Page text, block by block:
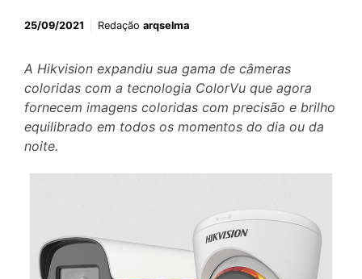
25/09/2021 Redação arqselma
A Hikvision expandiu sua gama de câmeras
coloridas com a tecnologia ColorVu que agora
fornecem imagens coloridas com precisão e brilho
equilibrado em todos os momentos do dia ou da
noite.